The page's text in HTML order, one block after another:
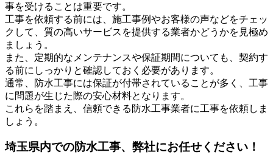
事を受けることは重要です。
工事を依頼する前には、施工事例やお客様の声などをチェッ
クして、質の高いサービスを提供する業者かどうかを見極め
ましょう。
また、定期的なメンテナンスや保証期間についても、契約す
る前にしっかりと確認しておく必要があります。
通常、防水工事には保証が付帯されていることが多く、工事
に問題が生じた際の安心材料となります。
これらを踏まえ、信頼できる防水工事業者に工事を依頼しま
しょう。
埼玉県内での防水工事、弊社にお任せください！